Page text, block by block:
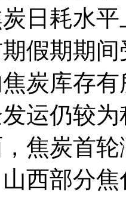
日耗水
假期期
炭库存
运仍较
焦炭首
西部分